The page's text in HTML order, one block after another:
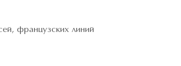
французских линий